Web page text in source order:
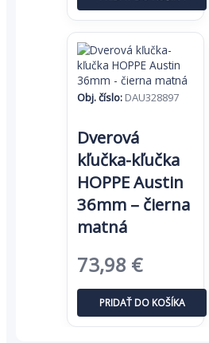
bola:
82,13 €.
je:
53,38 €.
Obj. číslo: DAU328897
Dverová
kľučka-kľučka
HOPPE Austin
36mm – čierna
matná
Pôvodná
cena
bola:
73,98 €Aktuálna
cena
je:
PRIDAŤ DO KOŠÍKA